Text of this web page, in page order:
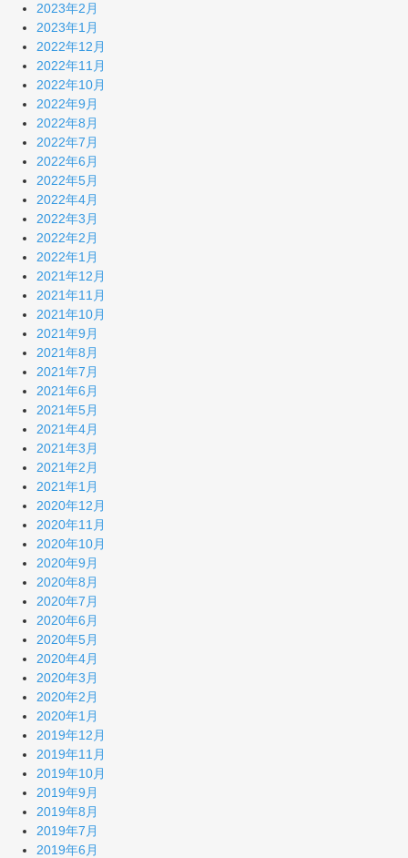
2023年2月
2023年1月
2022年12月
2022年11月
2022年10月
2022年9月
2022年8月
2022年7月
2022年6月
2022年5月
2022年4月
2022年3月
2022年2月
2022年1月
2021年12月
2021年11月
2021年10月
2021年9月
2021年8月
2021年7月
2021年6月
2021年5月
2021年4月
2021年3月
2021年2月
2021年1月
2020年12月
2020年11月
2020年10月
2020年9月
2020年8月
2020年7月
2020年6月
2020年5月
2020年4月
2020年3月
2020年2月
2020年1月
2019年12月
2019年11月
2019年10月
2019年9月
2019年8月
2019年7月
2019年6月